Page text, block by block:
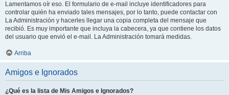
Lamentamos oír eso. El formulario de e-mail incluye identificadores para
controlar quién ha enviado tales mensajes, por lo tanto, puede contactar con
La Administración y hacerles llegar una copia completa del mensaje que
recibió. Es muy importante que incluya la cabecera, ya que contiene los datos
del usuario que envió el e-mail. La Administración tomará medidas.
Arriba
Amigos e Ignorados
¿Qué es la lista de Mis Amigos e Ignorados?